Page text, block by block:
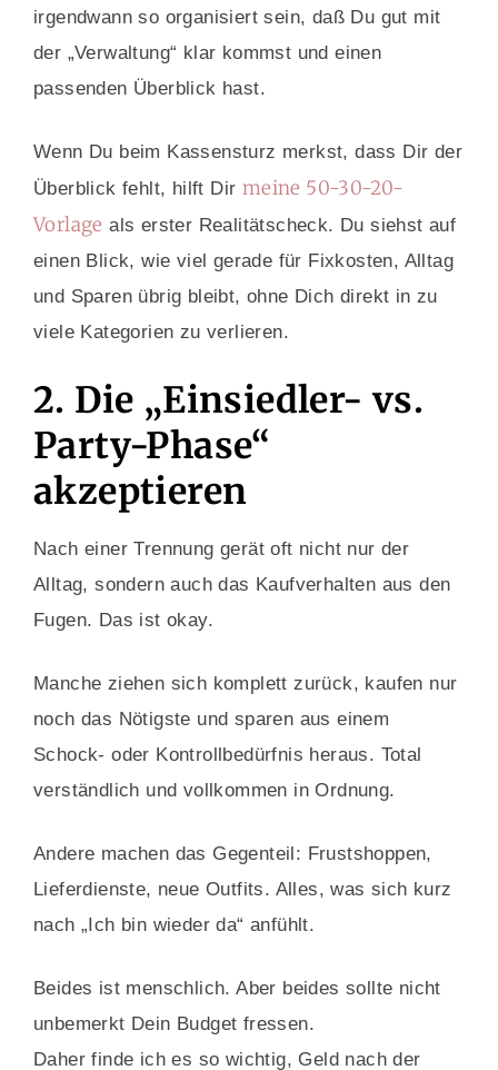
irgendwann so organisiert sein, daß Du gut mit
der „Verwaltung“ klar kommst und einen
passenden Überblick hast.
Wenn Du beim Kassensturz merkst, dass Dir der
Überblick fehlt, hilft Dir meine 50-30-20-
Vorlage als erster Realitätscheck. Du siehst auf
einen Blick, wie viel gerade für Fixkosten, Alltag
und Sparen übrig bleibt, ohne Dich direkt in zu
viele Kategorien zu verlieren.
2. Die „Einsiedler- vs.
Party-Phase“
akzeptieren
Nach einer Trennung gerät oft nicht nur der
Alltag, sondern auch das Kaufverhalten aus den
Fugen. Das ist okay.
Manche ziehen sich komplett zurück, kaufen nur
noch das Nötigste und sparen aus einem
Schock- oder Kontrollbedürfnis heraus. Total
verständlich und vollkommen in Ordnung.
Andere machen das Gegenteil: Frustshoppen,
Lieferdienste, neue Outfits. Alles, was sich kurz
nach „Ich bin wieder da“ anfühlt.
Beides ist menschlich. Aber beides sollte nicht
unbemerkt Dein Budget fressen.
Daher finde ich es so wichtig, Geld nach der